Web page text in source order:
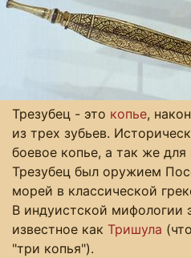
Трезубец - это копье,
из трех зубьев.
боевое копье, а так же
Трезубец был оружием
морей в классической
В индуистской
известное как Тришула
"три копья").